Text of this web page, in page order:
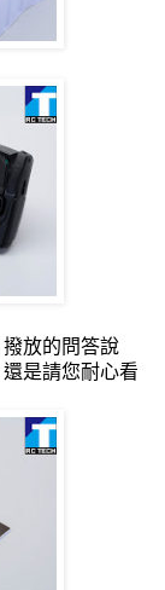
放的問答說
是請您耐心看